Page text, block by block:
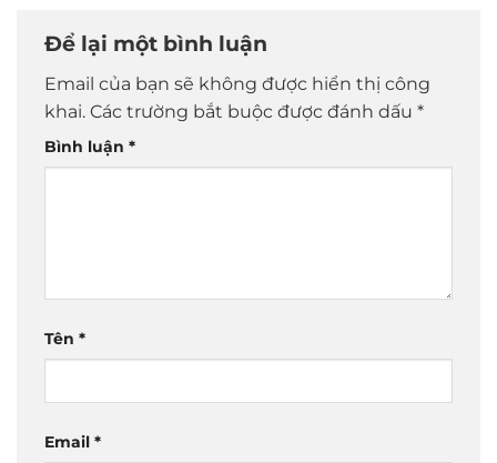
Để lại một bình luận
Email của bạn sẽ không được hiển thị công
khai. Các trường bắt buộc được đánh dấu *
Bình luận *
Tên *
Email *